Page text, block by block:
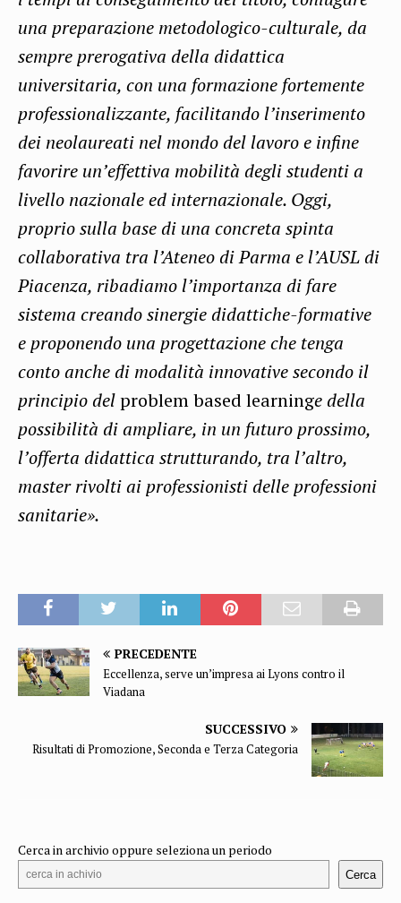
una preparazione metodologico-culturale, da
sempre prerogativa della didattica
universitaria, con una formazione fortemente
professionalizzante, facilitando l’inserimento
dei neolaureati nel mondo del lavoro e infine
favorire un’effettiva mobilità degli studenti a
livello nazionale ed internazionale. Oggi,
proprio sulla base di una concreta spinta
collaborativa tra l’Ateneo di Parma e l’AUSL di
Piacenza, ribadiamo l’importanza di fare
sistema creando sinergie didattiche-formative
e proponendo una progettazione che tenga
conto anche di modalità innovative secondo il
principio delproblem based learninge della
possibilità di ampliare, in un futuro prossimo,
l’offerta didattica strutturando, tra l’altro,
master rivolti ai professionisti delle professioni
sanitarie».
PRECEDENTE
Eccellenza, serve un’impresa ai Lyons contro il
Viadana
SUCCESSIVO
Risultati di Promozione, Seconda e Terza Categoria
Cerca in archivio oppure seleziona un periodo
Cerca